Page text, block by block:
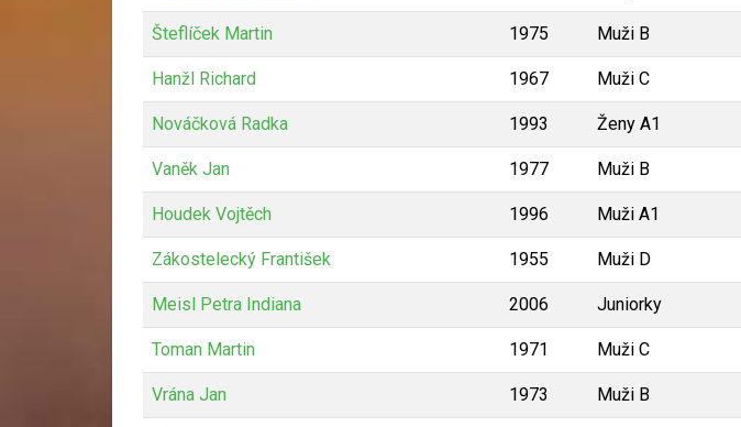
Šteflíček Martin 1975 Muži B
Hanžl Richard 1967 Muži C
Nováčková Radka 1993 Ženy A1
Vaněk Jan 1977 Muži B
Houdek Vojtěch 1996 Muži A1
Zákostelecký František 1955 Muži D
Meisl Petra Indiana 2006 Juniorky
Toman Martin 1971 Muži C
Vrána Jan 1973 Muži B